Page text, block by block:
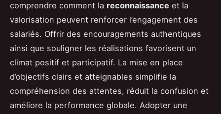
comprendre comment la reconnaissance et la
valorisation peuvent renforcer l’engagement des
salariés. Offrir des encouragements authentiques
ainsi que souligner les réalisations favorisent un
climat positif et participatif. La mise en place
d’objectifs clairs et atteignables simplifie la
compréhension des attentes, réduit la confusion et
améliore la performance globale. Adopter une